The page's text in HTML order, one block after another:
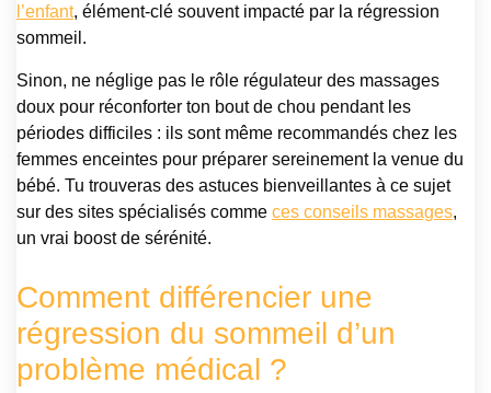
l’enfant, élément-clé souvent impacté par la régression
sommeil.
Sinon, ne néglige pas le rôle régulateur des massages
doux pour réconforter ton bout de chou pendant les
périodes difficiles : ils sont même recommandés chez les
femmes enceintes pour préparer sereinement la venue du
bébé. Tu trouveras des astuces bienveillantes à ce sujet
sur des sites spécialisés comme ces conseils massages,
un vrai boost de sérénité.
Comment différencier une
régression du sommeil d’un
problème médical ?